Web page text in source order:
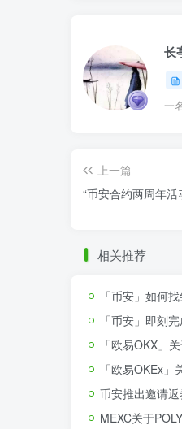
长
一
上一篇
“币安合约两周年
相关推荐
「币安」如何
「币安」即刻
「欧易OKX」
「欧易OKEx
币安推出邀请
MEXC关于